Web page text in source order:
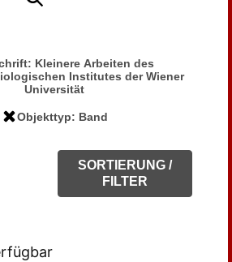
Kleinere Arbeiten des
Institutes der Wiener
Universität
Objekttyp: Band
SORTIERUNG /
FILTER